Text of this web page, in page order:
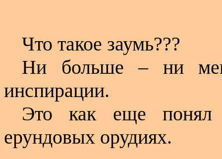
Что такое заумь???
Ни больше – ни
инспирации.
Это как еще понял
ерундовых орудиях.